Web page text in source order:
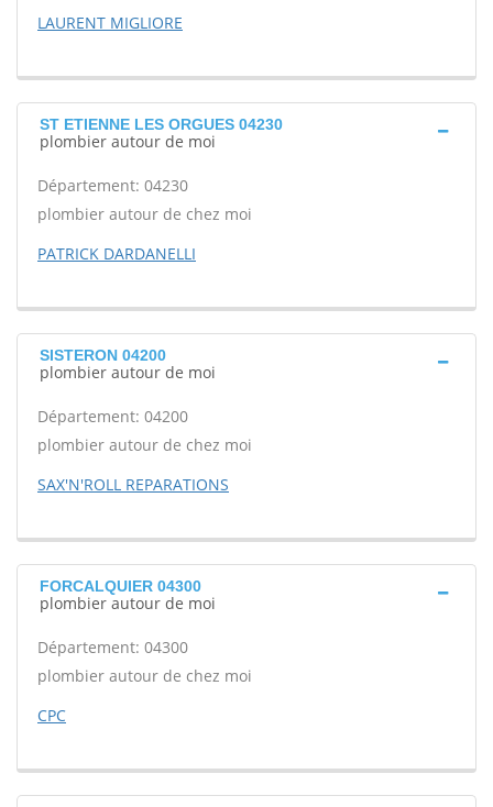
LAURENT MIGLIORE
ST ETIENNE LES ORGUES 04230
plombier autour de moi
Département: 04230
plombier autour de chez moi
PATRICK DARDANELLI
SISTERON 04200
plombier autour de moi
Département: 04200
plombier autour de chez moi
SAX'N'ROLL REPARATIONS
FORCALQUIER 04300
plombier autour de moi
Département: 04300
plombier autour de chez moi
CPC